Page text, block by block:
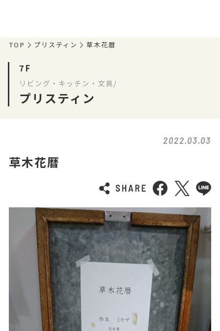
TOP プリスティン 草木花暦
7F
リビング・キッチン・文具/
プリスティン
2022.03.03
草木花暦